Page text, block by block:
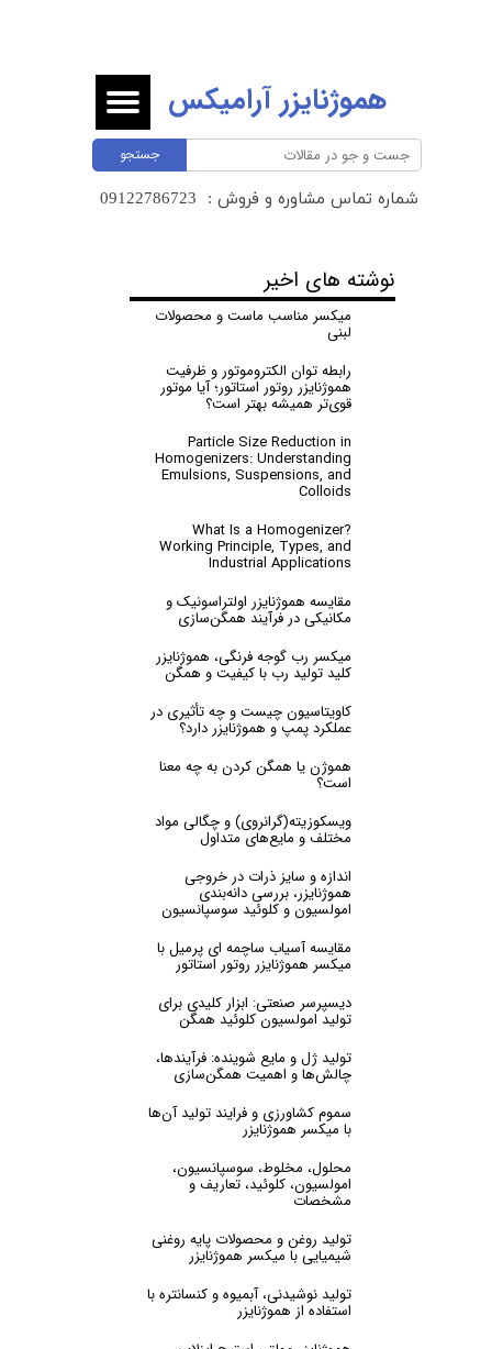
جستجو
هموژنایزر آرامیکس
شماره تماس مشاوره و فروش :
نوشته های اخیر
میکسر مناسب ماست و محصولات
لبنی
رابطه توان الکتروموتور و ظرفیت
هموژنایزر روتور استاتور؛ آیا موتور
قوی‌تر همیشه بهتر است؟
Particle Size Reduction in
Homogenizers: Understanding
Emulsions, Suspensions, and
Colloids
What Is a Homogenizer?
Working Principle, Types, and
Industrial Applications
مقایسه‌ هموژنایزر اولتراسونیک و
مکانیکی در فرآیند همگن‌سازی
میکسر رب گوجه فرنگی، هموژنایزر
کلید تولید رب با کیفیت و همگن
کاویتاسیون چیست و چه تأثیری در
عملکرد پمپ‌ و هموژنایزر دارد؟
هموژن یا همگن کردن به چه معنا
است؟
ویسکوزیته(گرانروی) و چگالی مواد
مختلف و مایع‌های متداول
اندازه و سایز ذرات در خروجی
هموژنایزر، بررسی دانه‌بندی
امولسیون و کلوئید سوسپانسیون
مقایسه آسیاب ساچمه ای پرمیل با
میکسر هموژنایزر روتور استاتور
دیسپرسر صنعتی: ابزار کلیدی برای
تولید امولسیون کلوئید همگن
تولید ژل و مایع شوینده: فرآیندها،
چالش‌ها و اهمیت همگن‌سازی
سموم کشاورزی و فرایند تولید آن‌ها
با میکسر هموژنایزر
محلول، مخلوط، سوسپانسیون،
امولسیون، کلوئید، تعاریف و
مشخصات
تولید روغن و محصولات پایه روغنی
شیمیایی با میکسر هموژنایزر
تولید نوشیدنی، آبمیوه و کنسانتره با
استفاده از هموژنایزر